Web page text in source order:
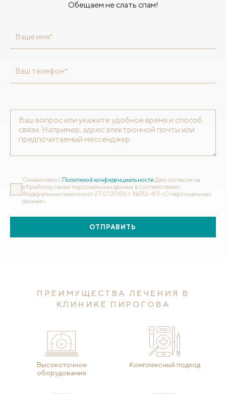
Обещаем не слать спам!
Ваше имя*
Ваш телефон*
Ознакомлен с Политикой конфиденциальности Даю согласие на
обработку своих персональных данных в соответствии с
Федеральным законом от 27.07.2006 г. №152-ФЗ «О персональных
данных».
ОТПРАВИТЬ
ПРЕИМУЩЕСТВА ЛЕЧЕНИЯ В
КЛИНИКЕ ПИРОГОВА
Высокоточное
оборудование
Комплексный подход